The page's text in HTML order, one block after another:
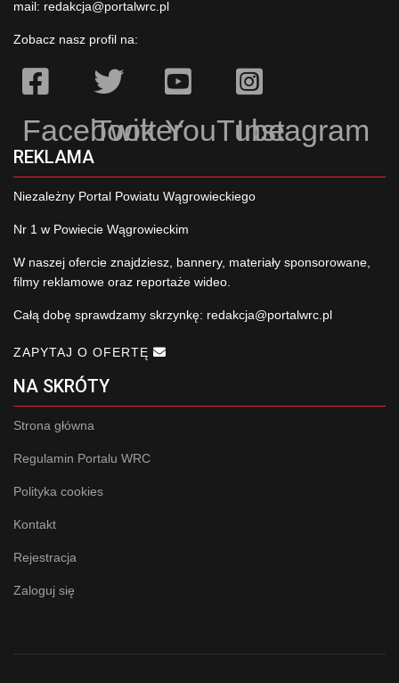
mail: redakcja@portalwrc.pl
Zobacz nasz profil na:
Facebook
TwitterYouTubeInstagram
REKLAMA
Niezależny Portal Powiatu Wągrowieckiego
Nr 1 w Powiecie Wągrowieckim
W naszej ofercie znajdziesz, bannery, materiały sponsorowane,
filmy reklamowe oraz reportaże wideo.
Całą dobę sprawdzamy skrzynkę: redakcja@portalwrc.pl
ZAPYTAJ O OFERTĘ
NA SKRÓTY
Strona główna
Regulamin Portalu WRC
Polityka cookies
Kontakt
Rejestracja
Zaloguj się